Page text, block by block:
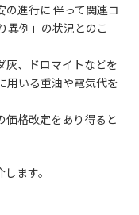
進行に 伴って関連コ
異例」の状況とのこ
灰、ドロマイトなどを
用いる重油や電気代を
価格改定をあり得ると
ます。